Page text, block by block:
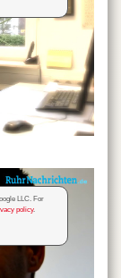
LLC. For
policy.